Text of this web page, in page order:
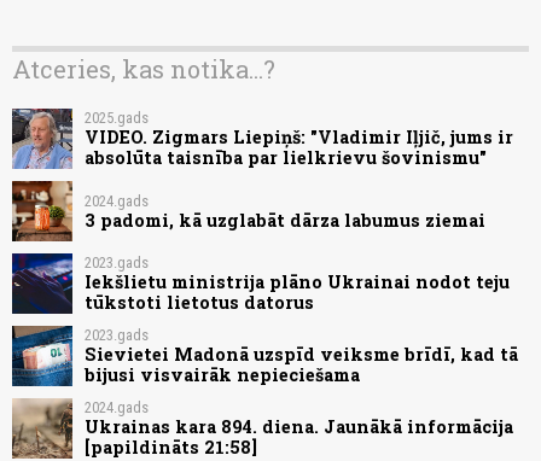
Atceries, kas notika...?
2025.gads
VIDEO. Zigmars Liepiņš: "Vladimir Iļjič, jums ir
absolūta taisnība par lielkrievu šovinismu"
2024.gads
3 padomi, kā uzglabāt dārza labumus ziemai
2023.gads
Iekšlietu ministrija plāno Ukrainai nodot teju
tūkstoti lietotus datorus
2023.gads
Sievietei Madonā uzspīd veiksme brīdī, kad tā
bijusi visvairāk nepieciešama
2024.gads
Ukrainas kara 894. diena. Jaunākā informācija
[papildināts 21:58]